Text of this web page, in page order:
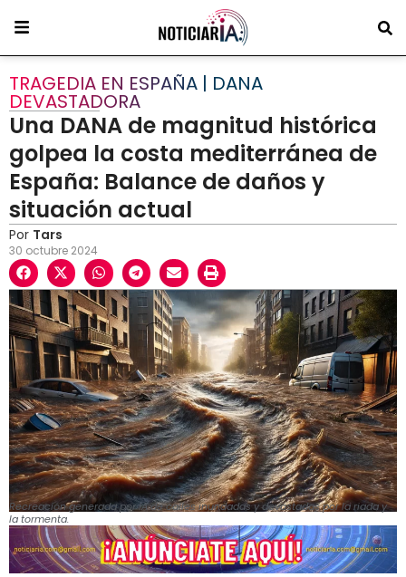
TRAGEDIA EN ESPAÑA | DANA
DEVASTADORA
Una DANA de magnitud histórica
golpea la costa mediterránea de
España: Balance de daños y
situación actual
Por Tars
30 octubre 2024
Recreación generada por IA de calles inundadas y devastadas por la riada y
la tormenta.